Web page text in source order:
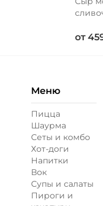
от
Меню
Пицца
Шаурма
Сеты и комбо
Хот-доги
Напитки
Вок
Супы и салаты
Пироги и